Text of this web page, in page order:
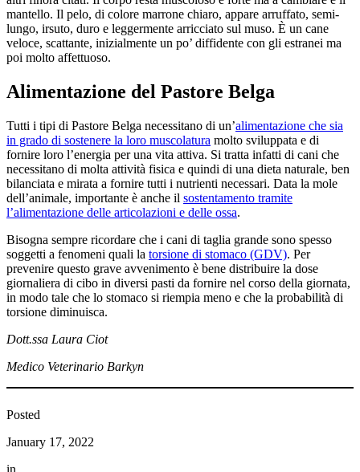
mantello. Il pelo, di colore marrone chiaro, appare arruffato, semi-
lungo, irsuto, duro e leggermente arricciato sul muso. È un cane
veloce, scattante, inizialmente un po’ diffidente con gli estranei ma
poi molto affettuoso.
Alimentazione del Pastore Belga
Tutti i tipi di Pastore Belga necessitano di un’alimentazione che sia
in grado di sostenere la loro muscolatura molto sviluppata e di
fornire loro l’energia per una vita attiva. Si tratta infatti di cani che
necessitano di molta attività fisica e quindi di una dieta naturale, ben
bilanciata e mirata a fornire tutti i nutrienti necessari. Data la mole
dell’animale, importante è anche il sostentamento tramite
l’alimentazione delle articolazioni e delle ossa.
Bisogna sempre ricordare che i cani di taglia grande sono spesso
soggetti a fenomeni quali la torsione di stomaco (GDV). Per
prevenire questo grave avvenimento è bene distribuire la dose
giornaliera di cibo in diversi pasti da fornire nel corso della giornata,
in modo tale che lo stomaco si riempia meno e che la probabilità di
torsione diminuisca.
Dott.ssa Laura Ciot
Medico Veterinario Barkyn
Posted
January 17, 2022
in